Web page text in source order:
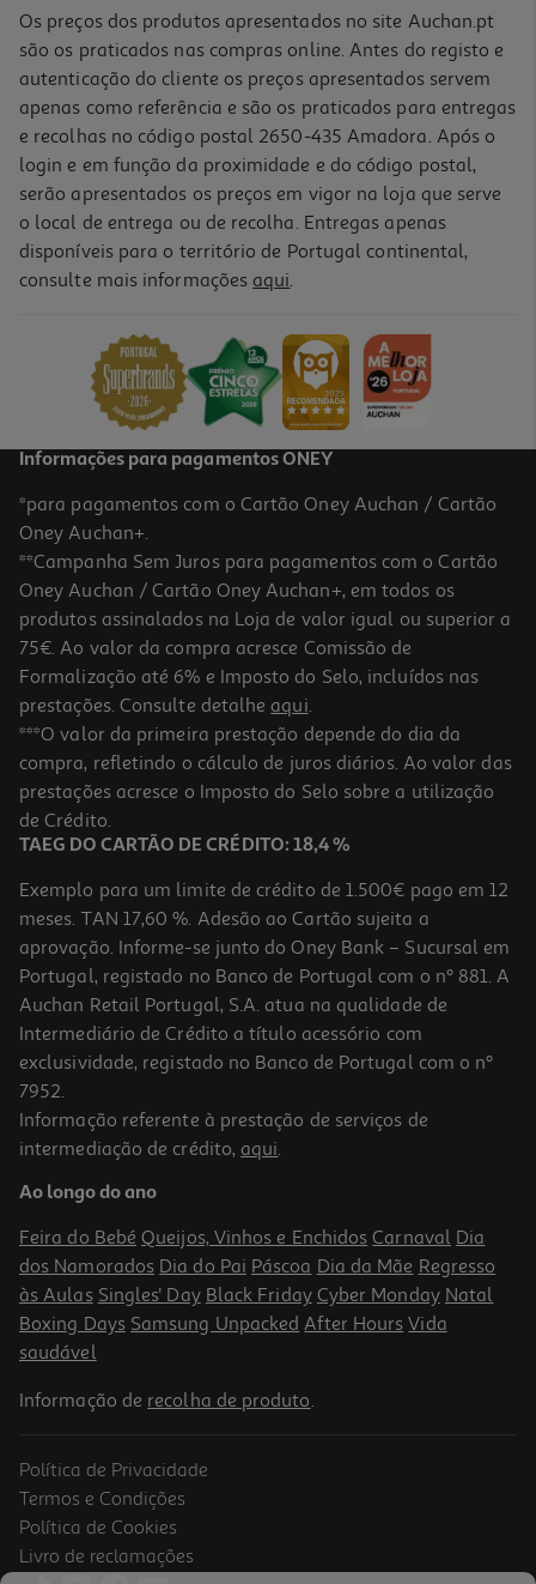
Óleo A-Derma Exomega Duche Control 200ml
12,85 €
4.9 (53)
Óleo A-Derma Exomega Duche Control 500ml
41.42 €/Lt
20,71 €
Sabonete Nally Leite Mel 125g
25.12 €/Kg
3,14 €
Os preços dos produtos apresentados no site Auchan.pt
são os praticados nas compras online. Antes do registo e
autenticação do cliente os preços apresentados servem
apenas como referência e são os praticados para entregas
e recolhas no código postal 2650-435 Amadora. Após o
login e em função da proximidade e do código postal,
serão apresentados os preços em vigor na loja que serve
o local de entrega ou de recolha. Entregas apenas
disponíveis para o território de Portugal continental,
consulte mais informações aqui.
Informações para pagamentos ONEY
*para pagamentos com o Cartão Oney Auchan / Cartão
Oney Auchan+.
**Campanha Sem Juros para pagamentos com o Cartão
Oney Auchan / Cartão Oney Auchan+, em todos os
produtos assinalados na Loja de valor igual ou superior a
75€. Ao valor da compra acresce Comissão de
Formalização até 6% e Imposto do Selo, incluídos nas
prestações. Consulte detalhe aqui.
***O valor da primeira prestação depende do dia da
compra, refletindo o cálculo de juros diários. Ao valor das
prestações acresce o Imposto do Selo sobre a utilização
de Crédito.
TAEG DO CARTÃO DE CRÉDITO: 18,4 %
Exemplo para um limite de crédito de 1.500€ pago em 12
meses. TAN 17,60 %. Adesão ao Cartão sujeita a
aprovação. Informe-se junto do Oney Bank – Sucursal em
Portugal, registado no Banco de Portugal com o nº 881. A
Auchan Retail Portugal, S.A. atua na qualidade de
Intermediário de Crédito a título acessório com
exclusividade, registado no Banco de Portugal com o nº
7952.
Informação referente à prestação de serviços de
intermediação de crédito, aqui.
Ao longo do ano
Feira do Bebé Queijos, Vinhos e Enchidos Carnaval Dia
dos Namorados Dia do Pai Páscoa Dia da Mãe Regresso
às Aulas Singles' Day Black Friday Cyber Monday Natal
Boxing Days Samsung Unpacked After Hours Vida
saudável
Informação de recolha de produto.
Política de Privacidade
Termos e Condições
Política de Cookies
Livro de reclamações